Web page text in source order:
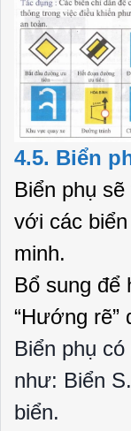
4.5. Biển
Biển phụ
với các
minh.
Bổ sung để
“Hướng
Biển phụ
như: Biển
biển.